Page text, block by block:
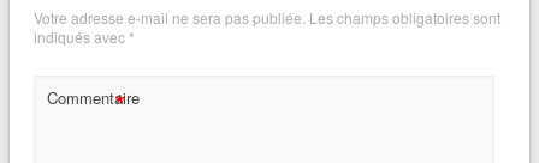
Votre adresse e-mail ne sera pas publiée. Les champs obligatoires sont
indiqués avec*
Commentaire
*